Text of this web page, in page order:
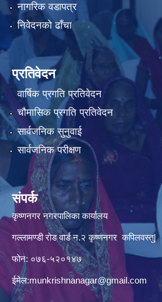
नागरिक वडापत्र
निवेदनको ढाँचा
प्रतिवेदन
वार्षिक प्रगति प्रतिवेदन
चौमासिक प्रगति प्रतिवेदन
सार्वजनिक सुनुवाई
सार्वजनिक परीक्षण
संपर्क
कृष्णनगर नगरपालिका कार्यालय
गल्लामण्डी रोड वार्ड न.२ कृष्णनगर कपिलवस्तु|
फोन: ०७६-५२०१४७
ईमेल:munkrishnanagar@gmail.com